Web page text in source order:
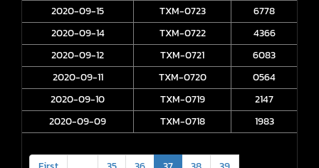
2020-09-15
TXM-0723
6778
2020-09-14
TXM-0722
4366
2020-09-12
TXM-0721
6083
2020-09-11
TXM-0720
0564
2020-09-10
TXM-0719
2147
2020-09-09
TXM-0718 1983